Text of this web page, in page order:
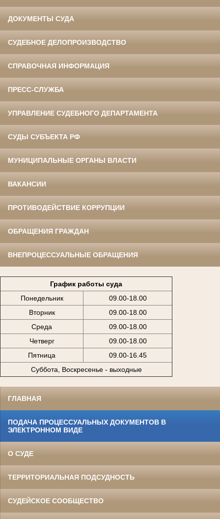
ДОКУМЕНТЫ СУДА
СУДЕБНОЕ ДЕЛОПРОИЗВОДСТВО
СПРАВОЧНАЯ ИНФОРМАЦИЯ
ПРЕСС-СЛУЖБА
УПРАВЛЕНИЕ СУДЕБНОГО ДЕПАРТАМЕНТА
СУДЫ СУБЪЕКТА РФ
МУНИЦИПАЛЬНЫЕ ОРГАНЫ ВЛАСТИ
ВАКАНСИИ
ПРОТИВОДЕЙСТВИЕ КОРРУПЦИИ
ОБРАЩЕНИЯ ГРАЖДАН
ВНЕПРОЦЕССУАЛЬНЫЕ ОБРАЩЕНИЯ
График работы суда
Понедельник
09.00-18.00
Вторник
09.00-18.00
Среда
09.00-18.00
Четверг
09.00-18.00
Пятница
09.00-16.45
Суббота, Воскресенье - выходные
ГЛАВНАЯ
ПОДАЧА ПРОЦЕССУАЛЬНЫХ ДОКУМЕНТОВ В
ЭЛЕКТРОННОМ ВИДЕ
О СУДЕ
ТЕРРИТОРИАЛЬНАЯ ПОДСУДНОСТЬ
СУДЕЙСКОЕ СООБЩЕСТВО